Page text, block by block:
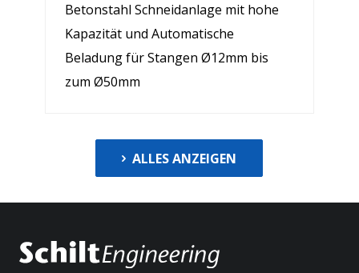
Betonstahl Schneidanlage mit hohe
Kapazität und Automatische
Beladung für Stangen Ø12mm bis
zum Ø50mm
ALLES ANZEIGEN